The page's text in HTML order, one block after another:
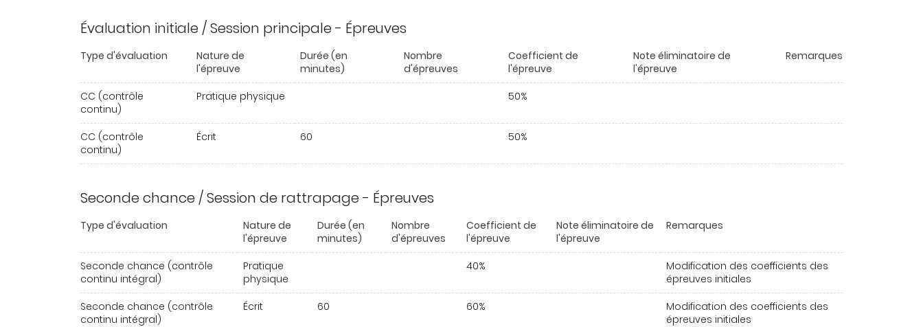
Évaluation initiale / Session principale - Épreuves
Type d'évaluation
Nature de
l'épreuve
Durée (en
minutes)
Nombre
d'épreuves
Coefficient de
l'épreuve
Note éliminatoire de
l'épreuve
Remarques
CC (contrôle
continu)
Pratique physique 50%
CC (contrôle
continu)
Écrit 60 50%
Seconde chance / Session de rattrapage - Épreuves
Type d'évaluation
Nature de
l'épreuve
Durée (en
minutes)
Nombre
d'épreuves
Coefficient de
l'épreuve
Note éliminatoire de
l'épreuve
Remarques
Seconde chance (contrôle
continu intégral)
Pratique
physique
40%
Modification des coefficients des
épreuves initiales
Seconde chance (contrôle
continu intégral)
Écrit 60 60%
Modification des coefficients des
épreuves initiales